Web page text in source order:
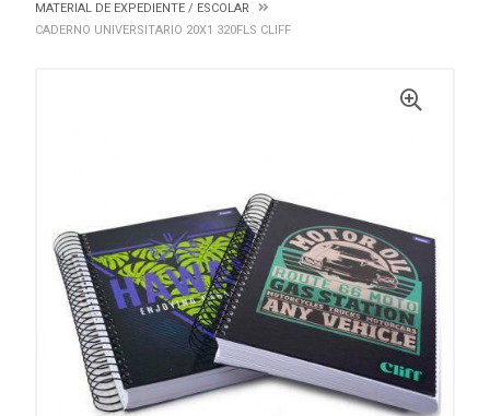
MATERIAL DE EXPEDIENTE / ESCOLAR
CADERNO UNIVERSITARIO 20X1 320FLS CLIFF